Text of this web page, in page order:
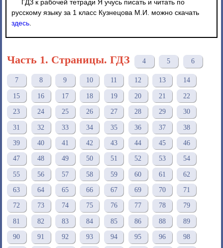
ГДЗ к рабочей тетради Я учусь писать и читать по
русскому языку за 1 класс Кузнецова М.И. можно скачать
здесь
Часть 1. Страницы. ГДЗ 4 5 6
7 8 9 10 11 12 13 14
15 16 17 18 19 20 21 22
23 24 25 26 27 28 29 30
31 32 33 34 35 36 37 38
39 40 41 42 43 44 45 46
47 48 49 50 51 52 53 54
55 56 57 58 59 60 61 62
63 64 65 66 67 69 70 71
72 73 74 75 76 77 78 79
81 82 83 84 85 86 88 89
90 91 92 93 94 95 96 98